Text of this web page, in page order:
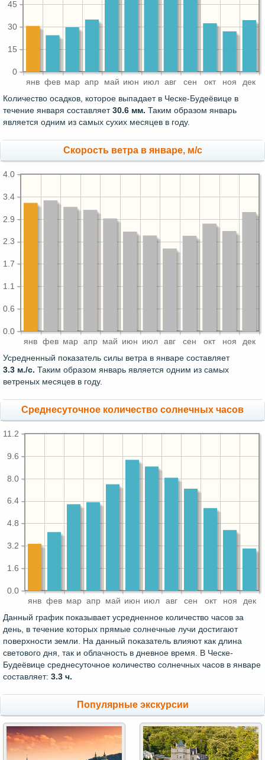
янв фев мар апр май июн июл авг сен окт ноя дек
0
15
30
45
Количество осадков, которое выпадает в Ческе-Будеёвице в
течение января составляет30.6 мм. Таким образом январь
является одним из самых сухих месяцев в году.
Скорость ветра в январе, м/с
янв фев мар апр май июн июл авг сен окт ноя дек
0.0
0.6
1.1
1.7
2.3
2.9
3.4
4.0
Усредненный показатель силы ветра в январе составляет
3.3 м./с. Таким образом январь является одним из самых
ветреных месяцев в году.
Среднесуточное количество солнечных часов
янв фев мар апр май июн июл авг сен окт ноя дек
0.0
1.6
3.2
4.8
6.4
8.0
9.6
11.2
Данный график показывает усредненное количество часов за
день, в течение которых прямые солнечные лучи достигают
поверхности земли. На данный показатель влияют как длина
светового дня, так и облачность в дневное время. В Ческе-
Будеёвице среднесуточное количество солнечных часов в январе
составляет: 3.3 ч.
Популярные экскурсии